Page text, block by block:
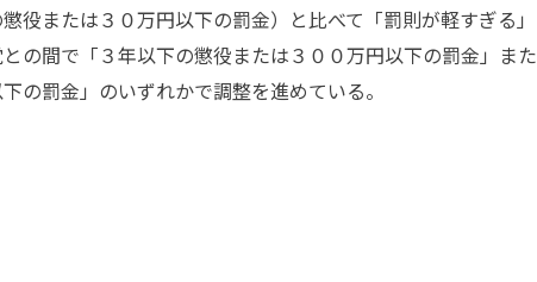
役または３０万円以下の罰金）と比べて「罰則が軽すぎる」
の間で「３年以下の懲役または３００万円以下の罰金」また
の罰金」のいずれかで調整を進めている。